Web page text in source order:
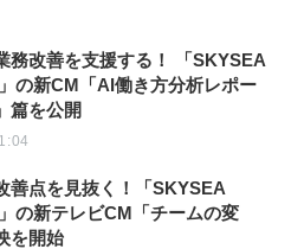
務改善を支援する！ 「SKYSEA
の新CM「AI働き方分析レポー
篇を公開
善点を見抜く！「SKYSEA
の新テレビCM「チームの変
を開始